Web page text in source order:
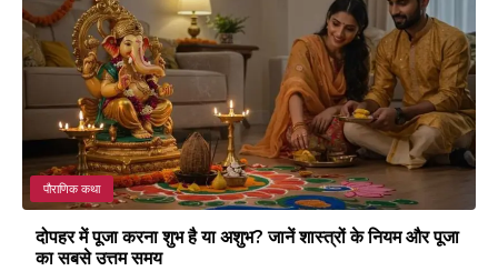
पौराणिक कथा
दोपहर में पूजा करना शुभ है या अशुभ? जानें शास्त्रों के नियम और पूजा
का सबसे उत्तम समय